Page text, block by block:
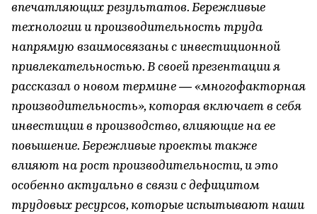
впечатляющих результатов. Бережливые
технологии и производительность труда
напрямую взаимосвязаны с инвестиционной
привлекательностью. В своей презентации я
рассказал о новом термине — «многофакторная
производительность», которая включает в себя
инвестиции в производство, влияющие на ее
повышение. Бережливые проекты также
влияют на рост производительности, и это
особенно актуально в связи с дефицитом
трудовых ресурсов, которые испытывают наши